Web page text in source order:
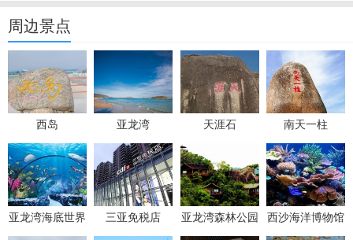
周边景点
西岛 亚龙湾 天涯石 南天一柱
亚龙湾海底世界 三亚免税店 亚龙湾森林公园 西沙海洋博物馆